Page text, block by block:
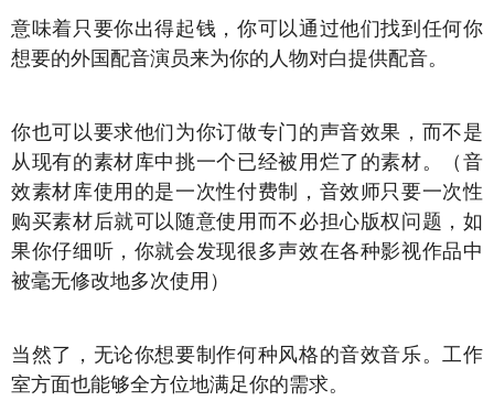
意味着只要你出得起钱，你可以通过他们找到任何你
想要的外国配音演员来为你的人物对白提供配音。
你也可以要求他们为你订做专门的声音效果，而不是
从现有的素材库中挑一个已经被用烂了的素材。（音
效素材库使用的是一次性付费制，音效师只要一次性
购买素材后就可以随意使用而不必担心版权问题，如
果你仔细听，你就会发现很多声效在各种影视作品中
被毫无修改地多次使用）
当然了，无论你想要制作何种风格的音效音乐。工作
室方面也能够全方位地满足你的需求。